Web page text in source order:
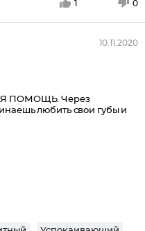
1 0
10.11.2020
ПОМОЩЬ. Через
любить свои губы и